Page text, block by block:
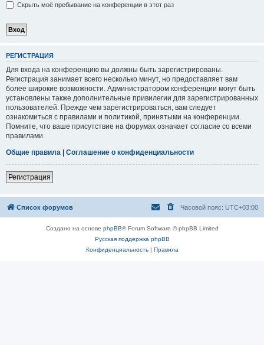
Скрыть моё пребывание на конференции в этот раз
РЕГИСТРАЦИЯ
Для входа на конференцию вы должны быть зарегистрированы.
Регистрация занимает всего несколько минут, но предоставляет вам
более широкие возможности. Администратором конференции могут быть
установлены также дополнительные привилегии для зарегистрированных
пользователей. Прежде чем зарегистрироваться, вам следует
ознакомиться с правилами и политикой, принятыми на конференции.
Помните, что ваше присутствие на форумах означает согласие со всеми
правилами.
Общие правила | Соглашение о конфиденциальности
Регистрация
Список форумов Часовой пояс: UTC+03:00
Создано на основе phpBB® Forum Software © phpBB Limited
Русская поддержка phpBB
Конфиденциальность| Правила